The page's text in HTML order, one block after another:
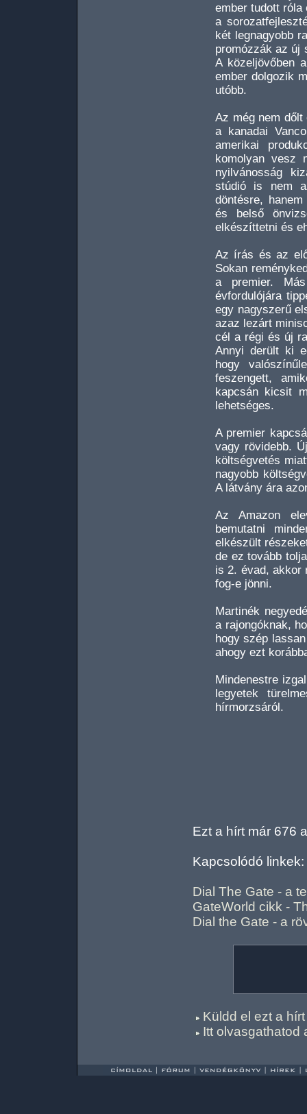
ember tudott
a
két legnagyobb
promózzák az új
A közeljövőben
ember dolgozik
utóbb.
Az még nem
a kanadai
amerikai
komolyan vesz
nyilvánosság
stúdió is nem
döntésre,
és belső
elkészíttetni és
Az írás és az
Sokan
a premier.
évfordulójára
egy nagyszerű
azaz lezárt
cél a régi és új
Annyi derült ki
hogy
feszengett,
kapcsán kicsit
lehetséges.
A premier
vagy rövidebb.
költségvetés
nagyobb
A látvány ára
Az Amazon
bemutatni
elkészült
de ez tovább
is 2. évad, akkor
fog-e jönni.
Martinék
a rajongóknak,
hogy szép
ahogy ezt
Mindenestre
legyetek
hírmorzsáról.
Ezt a hírt már 676
Kapcsolódó linkek:
Dial The Gate - a
GateWorld cikk -
Dial the Gate - a
Küldd el ezt a
Itt olvasgathatod